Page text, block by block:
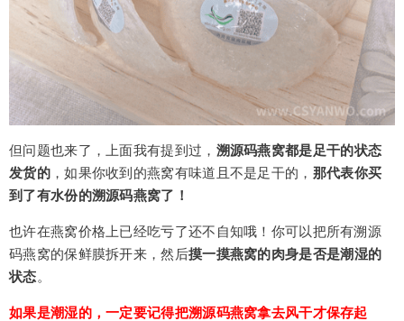
但问题也来了，上面我有提到过， 溯源码燕窝都是足干的状态
发货的，如果你收到的燕窝有味道且不是足干的， 那代表你买
到了有水份的溯源码燕窝了！
也许在燕窝价格上已经吃亏了还不自知哦！你可以把所有溯源
码燕窝的保鲜膜拆开来，然后摸一摸燕窝的肉身是否是潮湿的
状态。
如果是潮湿的，一定要记得把溯源码燕窝拿去风干才保存起